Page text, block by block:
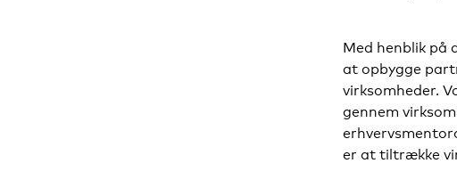
Med henblik på
at opbygge
virksomheder.
gennem
er at tiltrække